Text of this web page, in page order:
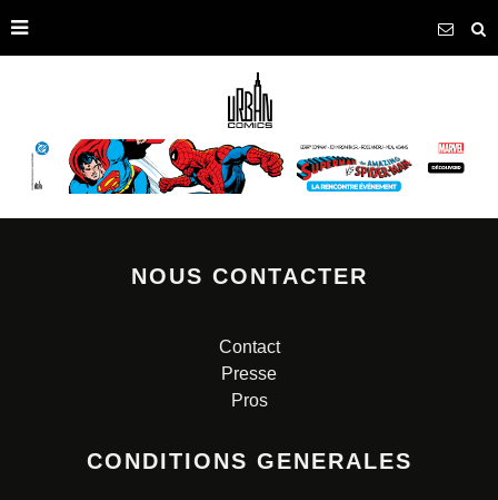
NOUS CONTACTER
Contact
Presse
Pros
CONDITIONS GENERALES